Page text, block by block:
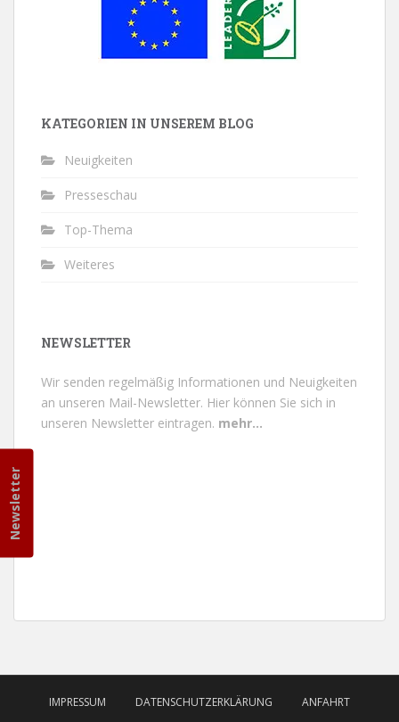
KATEGORIEN IN UNSEREM BLOG
Neuigkeiten
Presseschau
Top-Thema
Weiteres
NEWSLETTER
Newsletter
Wir senden regelmäßig Informationen und Neuigkeiten
an unseren Mail-Newsletter. Hier können Sie sich in
unseren Newsletter eintragen. mehr...
IMPRESSUM DATENSCHUTZERKLÄRUNG ANFAHRT